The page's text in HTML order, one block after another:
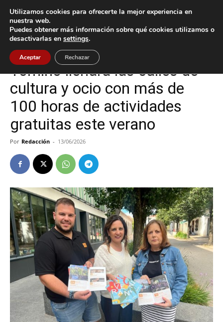
Inicio Cultura / Ocio
Cultura / Ocio Tomiño
Tomiño llenará las calles de
cultura y ocio con más de
100 horas de actividades
gratuitas este verano
Por Redacción - 13/06/2026
Utilizamos cookies para ofrecerte la mejor experiencia en
nuestra web.
Puedes obtener más información sobre qué cookies utilizamos o
desactivarlas en settings.
Aceptar Rechazar